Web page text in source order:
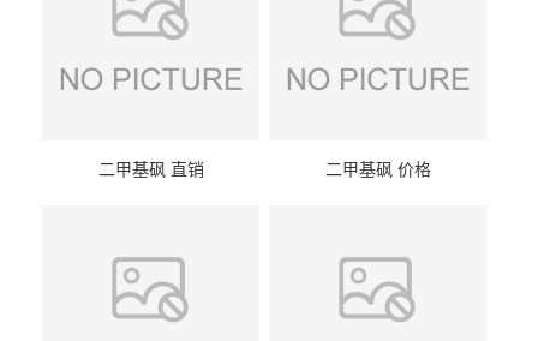
二甲基砜 直销 二甲基砜 价格